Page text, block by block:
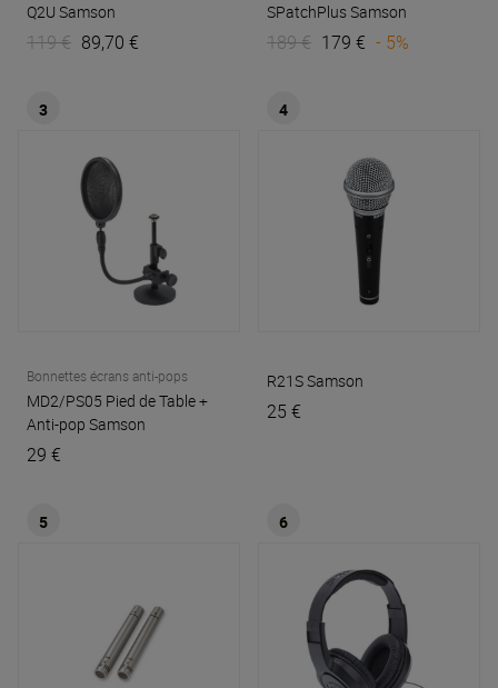
Q2U Samson
119 € 89,70 €
SPatchPlusSamson
189 € 179 € - 5%
3
Bonnettes écrans anti-pops
MD2/PS05 Pied de Table +
Anti-pop Samson
29 €
4
R21SSamson
25 €
5 6